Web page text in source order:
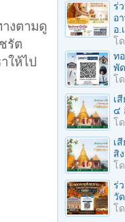
งตามดู
รัต
ให้ไป
ร่
อ
อ.
โ
ท
พั
โ
เ
๔
โ
เ
สิ
โ
ร่
วั
โ